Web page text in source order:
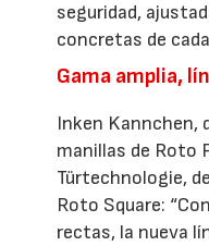
seguridad,
concretas de
Gama amplia,
Inken Kannchen,
manillas de Roto
Türtechnologie,
Roto Square:
rectas, la nueva